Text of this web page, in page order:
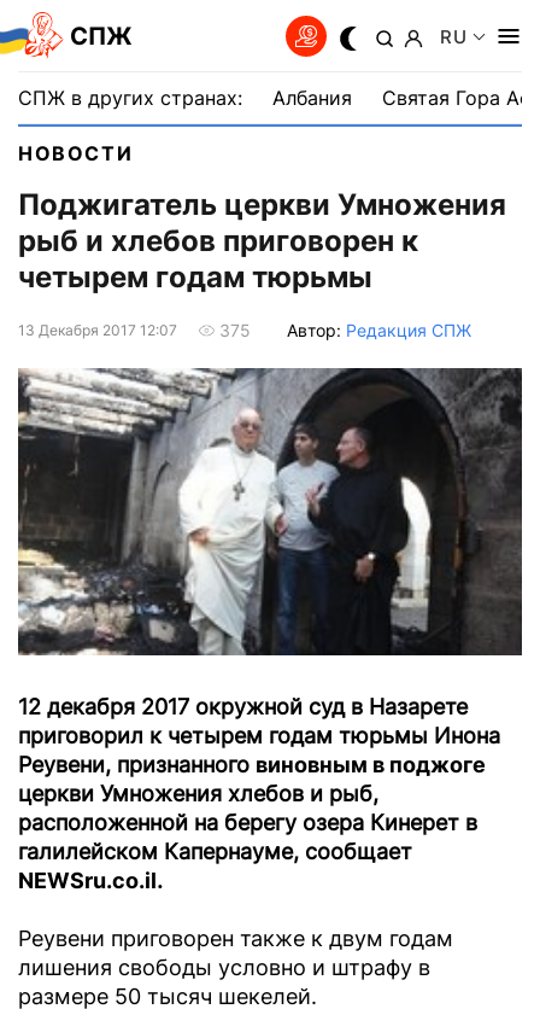
СПЖ RU
СПЖ в других странах: Албания Святая Гора
НОВОСТИ
Поджигатель церкви Умножения
рыб и хлебов приговорен к
четырем годам тюрьмы
13 Декабря 2017 12:07 375 Автор: Редакция СПЖ
12 декабря 2017 окружной суд в Назарете
приговорил к четырем годам тюрьмы Инона
Реувени, признанного виновным в поджоге
церкви Умножения хлебов и рыб,
расположенной на берегу озера Кинерет в
галилейском Капернауме, сообщает
NEWSru.co.il.
Реувени приговорен также к двум годам
лишения свободы условно и штрафу в
размере 50 тысяч шекелей.